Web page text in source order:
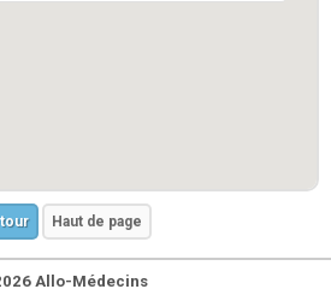
Haut de page
Allo-Médecins